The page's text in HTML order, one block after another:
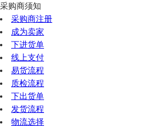
采购商须知
采购商注册
成为卖家
下进货单
线上支付
易货流程
质检流程
下出货单
发货流程
物流选择